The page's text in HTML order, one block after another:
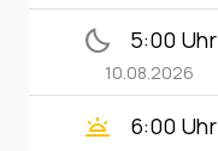
bedtime 5:00 Uhr
10.08.2026
wb_twilight 6:00 Uhr